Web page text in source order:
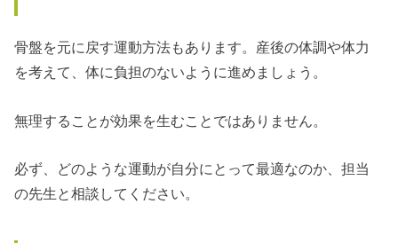
骨盤を元に戻す運動方法もあります。産後の体調や体力
を考えて、体に負担のないように進めましょう。
無理することが効果を生むことではありません。
必ず、どのような運動が自分にとって最適なのか、担当
の先生と相談してください。